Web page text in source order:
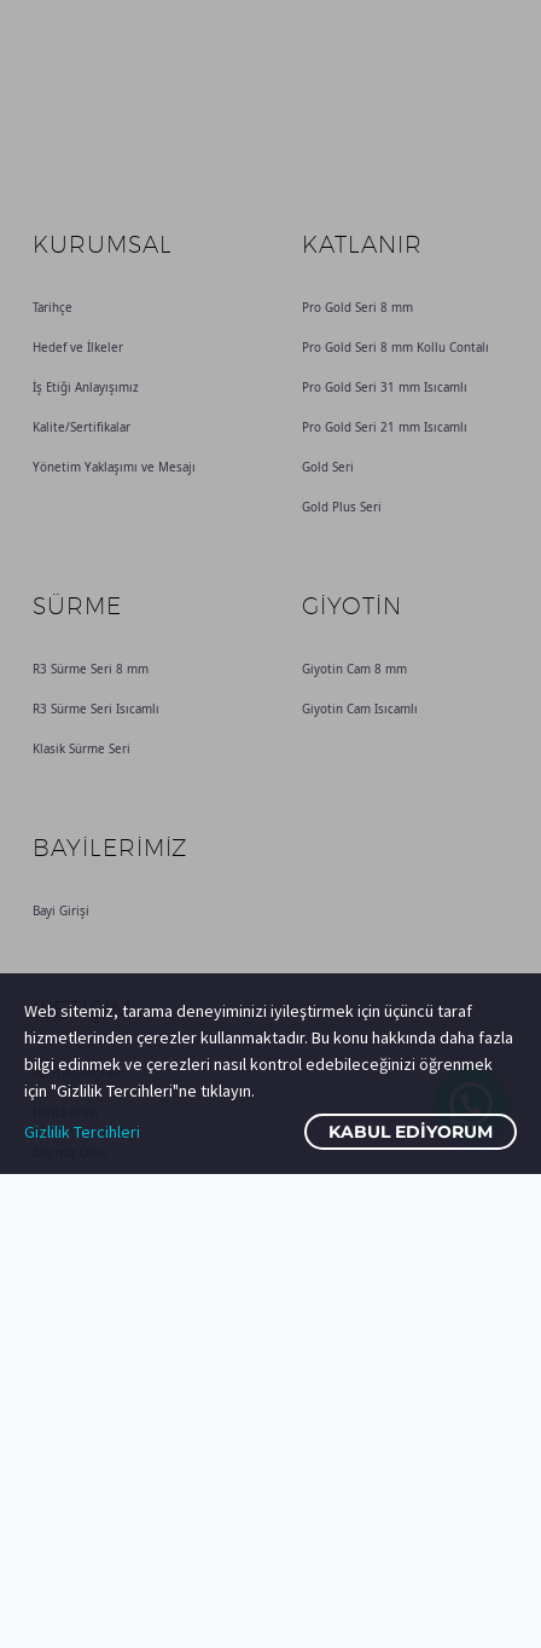
KURUMSAL
Tarihçe
Hedef ve İlkeler
İş Etiği Anlayışımız
Kalite/Sertifikalar
Yönetim Yaklaşımı ve Mesajı
KATLANIR
Pro Gold Seri 8 mm
Pro Gold Seri 8 mm Kollu Contalı
Pro Gold Seri 31 mm Isıcamlı
Pro Gold Seri 21 mm Isıcamlı
Gold Seri
Gold Plus Seri
SÜRME
R3 Sürme Seri 8 mm
R3 Sürme Seri Isıcamlı
Klasik Sürme Seri
GİYOTİN
Giyotin Cam 8 mm
Giyotin Cam Isıcamlı
BAYILERIMIZ
Bayi Girişi
İLETİŞİM
İletişim Bilgileri
Web sitemiz, tarama deneyiminizi iyileştirmek için üçüncü taraf
hizmetlerinden çerezler kullanmaktadır. Bu konu hakkında daha fazla
bilgi edinmek ve çerezleri nasıl kontrol edebileceğinizi öğrenmek
için "Gizlilik Tercihleri"ne tıklayın.
Gizlilik Tercihleri
KABUL EDIYORUM